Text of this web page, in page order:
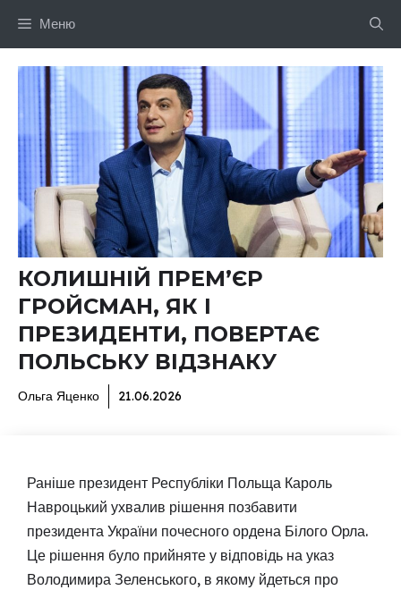
Меню
КОЛИШНІЙ ПРЕМ’ЄР
ГРОЙСМАН, ЯК І
ПРЕЗИДЕНТИ, ПОВЕРТАЄ
ПОЛЬСЬКУ ВІДЗНАКУ
Ольга Яценко 21.06.2026
Раніше президент Республіки Польща Кароль
Навроцький ухвалив рішення позбавити
президента України почесного ордена Білого Орла.
Це рішення було прийняте у відповідь на указ
Володимира Зеленського, в якому йдеться про